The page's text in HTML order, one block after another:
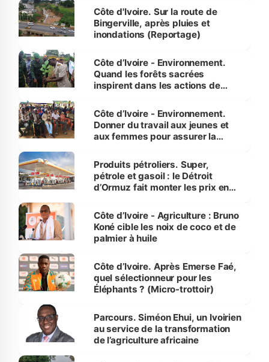
(Alassane Ouattara
Côte d'Ivoire. Sur la route de
Bingerville, après pluies et
inondations (Reportage)
Côte d’Ivoire - Environnement.
Quand les forêts sacrées
inspirent dans les actions de
Côte d’Ivoire - Environnement.
Donner du travail aux jeunes et
aux femmes pour assurer la
menacées
Produits pétroliers. Super,
pétrole et gasoil : le Détroit
d’Ormuz fait monter les prix en
Côte d’Ivoire - Agriculture : Bruno
Koné cible les noix de coco et de
palmier à huile
Côte d’Ivoire. Après Emerse Faé,
quel sélectionneur pour les
Éléphants ? (Micro-trottoir)
Parcours. Siméon Ehui, un Ivoirien
au service de la transformation
de l’agriculture africaine